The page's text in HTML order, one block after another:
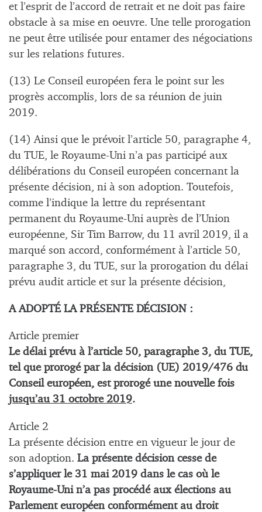
et l’esprit de l’accord de retrait et ne doit pas faire
obstacle à sa mise en oeuvre. Une telle prorogation
ne peut être utilisée pour entamer des négociations
sur les relations futures.
(13) Le Conseil européen fera le point sur les
progrès accomplis, lors de sa réunion de juin
2019.
(14) Ainsi que le prévoit l’article 50, paragraphe 4,
du TUE, le Royaume-Uni n’a pas participé aux
délibérations du Conseil européen concernant la
présente décision, ni à son adoption. Toutefois,
comme l’indique la lettre du représentant
permanent du Royaume-Uni auprès de l’Union
européenne, Sir Tim Barrow, du 11 avril 2019, il a
marqué son accord, conformément à l’article 50,
paragraphe 3, du TUE, sur la prorogation du délai
prévu audit article et sur la présente décision,
A ADOPTÉ LA PRÉSENTE DÉCISION :
Article premier
Le délai prévu à l’article 50, paragraphe 3, du TUE,
tel que prorogé par la décision (UE) 2019/476 du
Conseil européen, est prorogé une nouvelle fois
jusqu’au 31 octobre 2019.
Article 2
La présente décision entre en vigueur le jour de
son adoption. La présente décision cesse de
s’appliquer le 31 mai 2019 dans le cas où le
Royaume-Uni n’a pas procédé aux élections au
Parlement européen conformément au droit